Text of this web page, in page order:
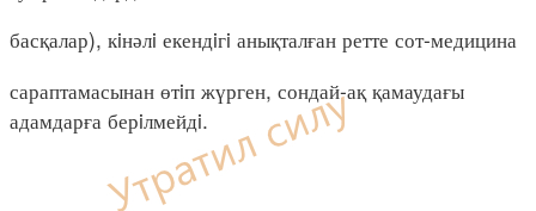
басқалар), кiнәлi екендiгi анықталған ретте сот-медицина
сараптамасынан өтiп жүрген, сондай-ақ қамаудағы
адамдарға берiлмейдi.